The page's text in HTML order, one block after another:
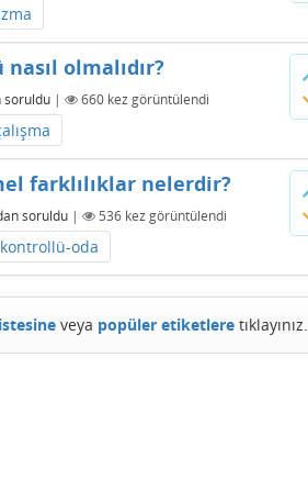
olmalıdır?
soruldu | 660 kez görüntülendi
farklılıklar nelerdir?
soruldu | 536 kez görüntülendi
kontrollü-oda
veya popüler etiketleretıklayınız.